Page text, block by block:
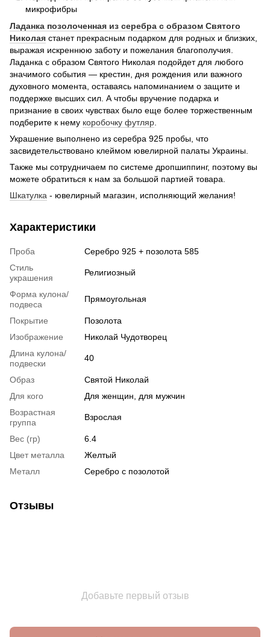
микрофибры
Ладанка позолоченная из серебра с образом Святого
Николая станет прекрасным подарком для родных и близких,
выражая искреннюю заботу и пожелания благополучия.
Ладанка с образом Святого Николая подойдет для любого
значимого события — крестин, дня рождения или важного
духовного момента, оставаясь напоминанием о защите и
поддержке высших сил. А чтобы вручение подарка и
признание в своих чувствах было еще более торжественным
подберите к нему коробочку футляр.
Украшение выполнено из серебра 925 пробы, что
засвидетельствовано клеймом ювелирной палаты Украины.
Также мы сотрудничаем по системе дропшиппинг, поэтому вы
можете обратиться к нам за большой партией товара.
Шкатулка - ювелирный магазин, исполняющий желания!
Характеристики
Проба
Серебро 925 + позолота 585
Стиль
украшения
Религиозный
Форма кулона/
подвеса
Прямоугольная
Покрытие
Позолота
Изображение
Николай Чудотворец
Длина кулона/
подвески
40
Образ
Святой Николай
Для кого
Для женщин, для мужчин
Возрастная
группа
Взрослая
Вес (гр)
6.4
Цвет металла
Желтый
Металл
Серебро с позолотой
Отзывы
Добавьте первый отзыв